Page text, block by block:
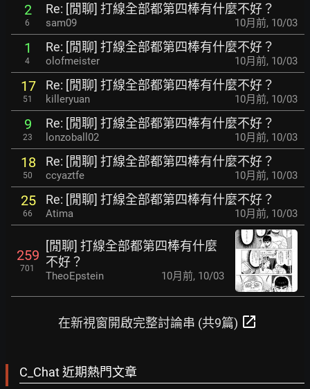
2
6
Re: [閒聊] 打線全部都第四棒有什麼不好？
sam09 10月前, 10/03
1
4
Re: [閒聊] 打線全部都第四棒有什麼不好？
olofmeister 10月前, 10/03
17
51
Re: [閒聊] 打線全部都第四棒有什麼不好？
killeryuan 10月前, 10/03
9
23
Re: [閒聊] 打線全部都第四棒有什麼不好？
lonzoball02 10月前, 10/03
18
50
Re: [閒聊] 打線全部都第四棒有什麼不好？
ccyaztfe 10月前, 10/03
25
66
Re: [閒聊] 打線全部都第四棒有什麼不好？
Atima 10月前, 10/03
259
701
[閒聊] 打線全部都第四棒有什麼
不好？
TheoEpstein 10月前, 10/03
在新視窗開啟完整討論串 (共9篇) open_in_new
C_Chat 近期熱門文章